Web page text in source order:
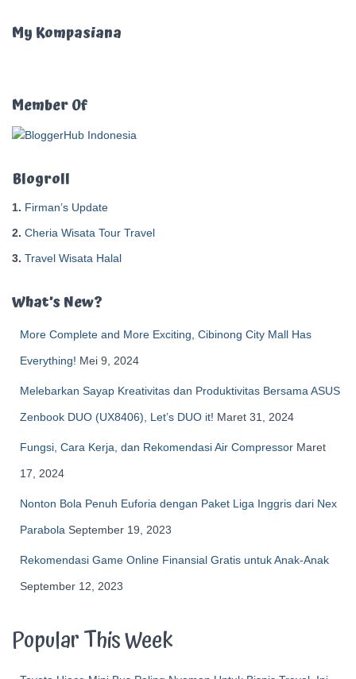
u
k
:
My Kompasiana
Member Of
Blogroll
1. Firman’s Update
2. Cheria Wisata Tour Travel
3. Travel Wisata Halal
What’s New?
More Complete and More Exciting, Cibinong City Mall Has
Everything! Mei 9, 2024
Melebarkan Sayap Kreativitas dan Produktivitas Bersama ASUS
Zenbook DUO (UX8406), Let’s DUO it! Maret 31, 2024
Fungsi, Cara Kerja, dan Rekomendasi Air Compressor Maret
17, 2024
Nonton Bola Penuh Euforia dengan Paket Liga Inggris dari Nex
Parabola September 19, 2023
Rekomendasi Game Online Finansial Gratis untuk Anak-Anak
September 12, 2023
Popular This Week